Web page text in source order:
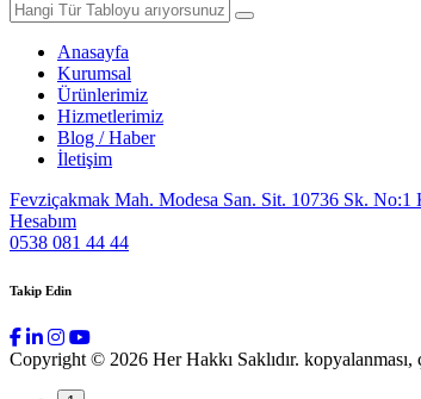
Anasayfa
Kurumsal
Ürünlerimiz
Hizmetlerimiz
Blog / Haber
İletişim
Fevziçakmak Mah. Modesa San. Sit. 10736 Sk.
Hesabım
0538 081 44 44
Takip Edin
Copyright © 2026 Her Hakkı Saklıdır. kopyalanması,